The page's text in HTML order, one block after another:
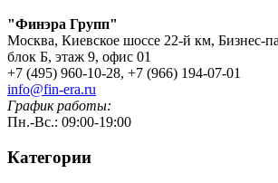
"Финэра Групп"
Москва, Киевское шоссе 22-й км, Бизнес-
блок Б, этаж 9, офис 01
+7 (495) 960-10-28, +7 (966) 194-07-01
info@fin-era.ru
График работы:
Пн.-Вс.: 09:00-19:00
Категории